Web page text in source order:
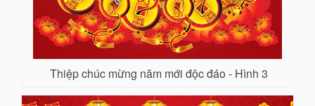
Thiệp chúc mừng năm mới độc đáo - Hình 3